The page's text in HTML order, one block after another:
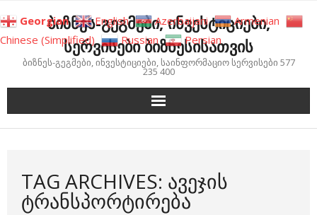
to
content
ბიზნეს-გეგმები, ინვესტიციები,
სერვისები ბიზნესისათვის
ბიზნეს-გეგმები, ინვესტიციები, საინფორმაციო სერვისები 577
235 400
TAG ARCHIVES: ᲐᲕᲔᲯᲘᲡ
ᲢᲠᲐᲜᲡᲞᲝᲠᲢᲘᲠᲔᲑᲐ
Georgian English Azerbaijani
Armenian
Chinese (Simplified)
Russian Persian